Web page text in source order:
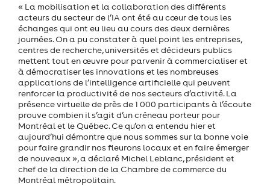
« La mobilisation et la collaboration des différents
acteurs du secteur de l’IA ont été au cœur de tous les
échanges qui ont eu lieu au cours des deux dernières
journées. On a pu constater à quel point les entreprises,
centres de recherche, universités et décideurs publics
mettent tout en œuvre pour parvenir à commercialiser et
à démocratiser les innovations et les nombreuses
applications de l’intelligence artificielle qui peuvent
renforcer la productivité de nos secteurs d’activité. La
présence virtuelle de près de 1 000 participants à l’écoute
prouve combien il s’agit d’un créneau porteur pour
Montréal et le Québec. Ce qu’on a entendu hier et
aujourd’hui démontre que nous sommes sur la bonne voie
pour faire grandir nos fleurons locaux et en faire émerger
de nouveaux », a déclaré Michel Leblanc, président et
chef de la direction de la Chambre de commerce du
Montréal métropolitain.